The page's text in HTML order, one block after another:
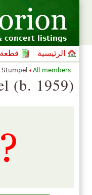
concert listings
الرئيسية
(b. 1959)
All members